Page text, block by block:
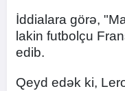
İddialara görə,
lakin futbolçu
edib.
Qeyd edək ki,